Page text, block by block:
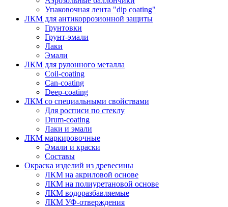
Упаковочная лента "dip coating"
ЛКМ для антикоррозионной защиты
Грунтовки
Грунт-эмали
Лаки
Эмали
ЛКМ для рулонного металла
Coil-coating
Can-coating
Deep-coating
ЛКМ со специальными свойствами
Для росписи по стеклу
Drum-coating
Лаки и эмали
ЛКМ маркировочные
Эмали и краски
Составы
Окраска изделий из древесины
ЛКМ на акриловой основе
ЛКМ на полиуретановой основе
ЛКМ водоразбавляемые
ЛКМ УФ-отверждения